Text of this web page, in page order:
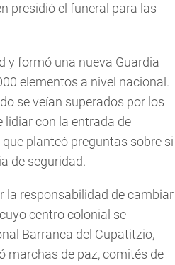
presidió el funeral para las
y formó una nueva Guardia
elementos a nivel nacional.
se veían superados por los
lidiar con la entrada de
planteó preguntas sobre si
de seguridad.
la responsabilidad de cambiar
centro colonial se
Barranca del Cupatitzio,
marchas de paz, comités de